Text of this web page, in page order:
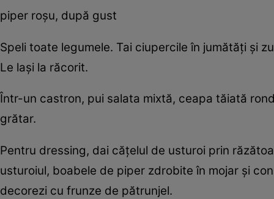
piper roşu, după gust
Speli toate legumele. Tai ciupercile în jumătăţi şi
Le laşi la răcorit.
Într-un castron, pui salata mixtă, ceapa tăiată
grătar.
Pentru dressing, dai căţelul de usturoi prin
usturoiul, boabele de piper zdrobite în mojar şi
decorezi cu frunze de pătrunjel.